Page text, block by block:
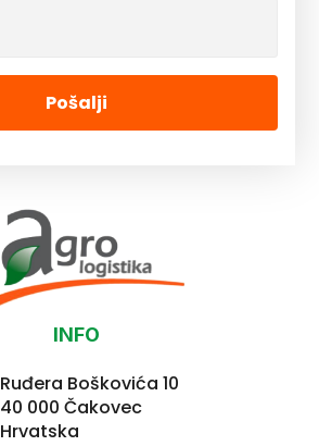
Pošalji
INFO
Ruđera Boškovića 10
40 000 Čakovec
Hrvatska